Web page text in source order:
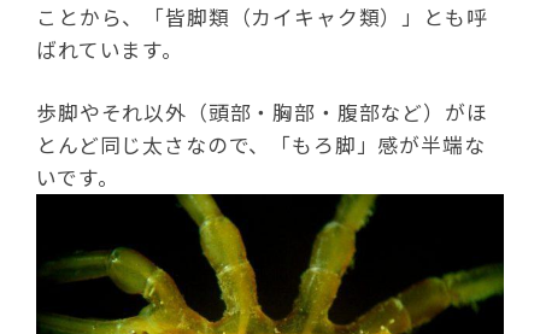
ことから、「皆脚類（カイキャク類）」とも呼
ばれています。
歩脚やそれ以外（頭部・胸部・腹部など）がほ
とんど同じ太さなので、「もろ脚」感が半端な
いです。